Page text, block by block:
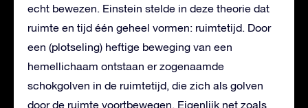
echt bewezen. Einstein stelde in deze theorie dat
ruimte en tijd één geheel vormen: ruimtetijd. Door
een (plotseling) heftige beweging van een
hemellichaam ontstaan er zogenaamde
schokgolven in de ruimtetijd, die zich als golven
door de ruimte voortbewegen. Eigenlijk net zoals